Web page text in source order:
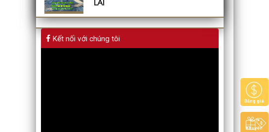
Kết nối với chúng tôi
Bảng giá
Khuyến